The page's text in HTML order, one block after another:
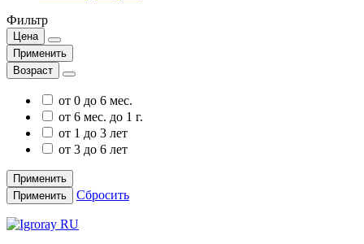
Фильтр
Цена
Применить
Возраст
от 0 до 6 мес.
от 6 мес. до 1 г.
от 1 до 3 лет
от 3 до 6 лет
Применить
Применить
Сбросить